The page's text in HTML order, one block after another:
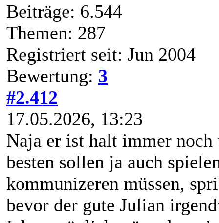
Beiträge: 6.544
Themen: 287
Registriert seit: Jun 2004
Bewertung: 3
#2.412
17.05.2026, 13:23
Naja er ist halt immer noch
besten sollen ja auch
kommunizeren müssen,
bevor der gute Julian